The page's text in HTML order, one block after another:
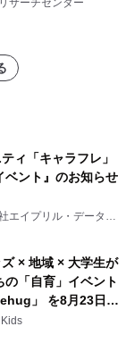
サーチセンター
ィ「キャラフレ」
ベント』のお知らせ
エイプリル・データ・
× 地域 × 大学生が
「自育」イベント
」 を8月23日